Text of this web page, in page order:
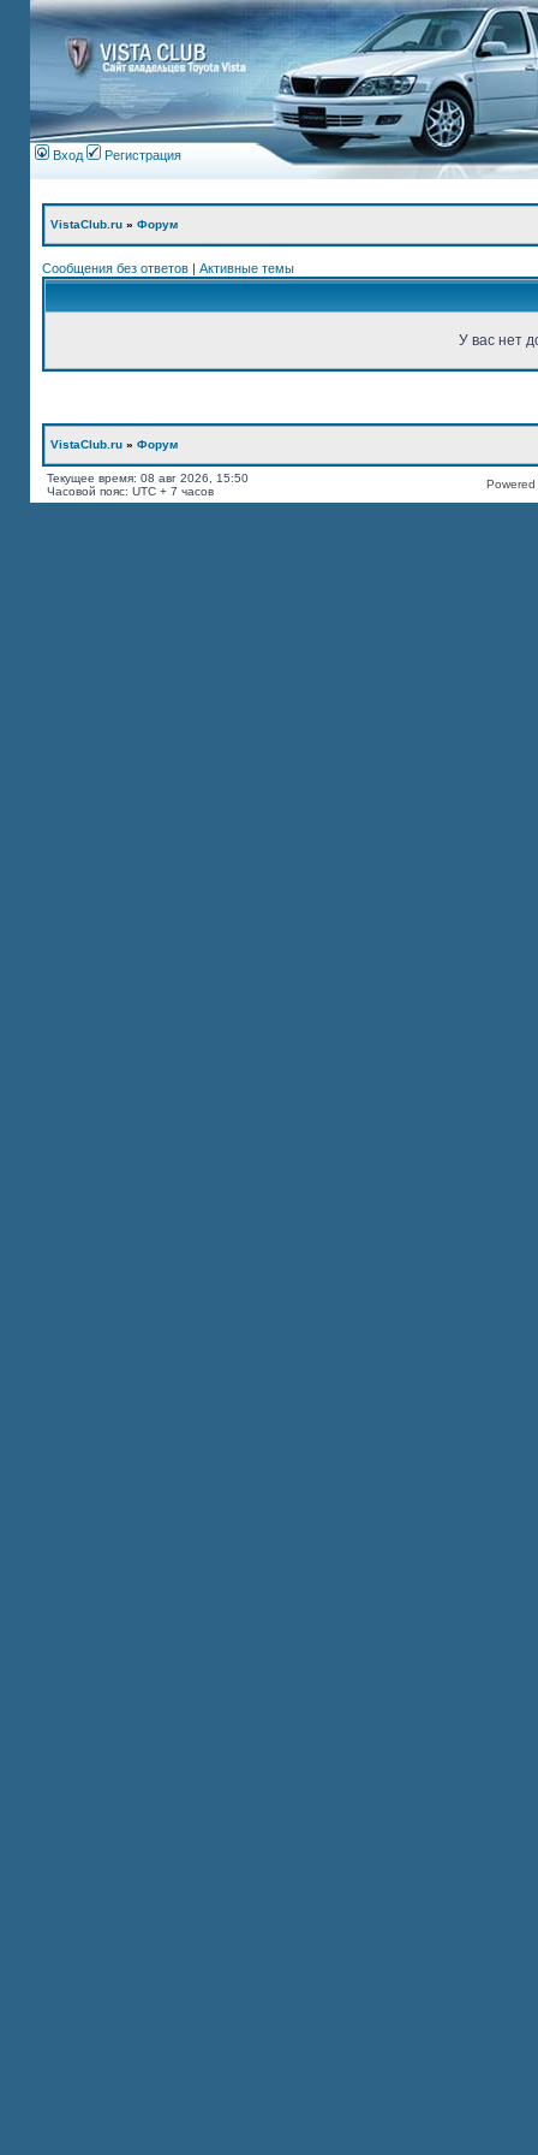
Вход Регистрация
VistaClub.ru » Форум
Сообщения без ответов | Активные темы
У вас нет
VistaClub.ru » Форум
Текущее время: 08 авг 2026, 15:50
Часовой пояс: UTC + 7 часов